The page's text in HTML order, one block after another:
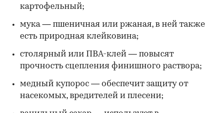
картофельный;
мука — пшеничная или ржаная, в ней также
есть природная клейковина;
столярный или ПВА-клей — повысят
прочность сцепления финишного раствора;
медный купорос — обеспечит защиту от
насекомых, вредителей и плесени;